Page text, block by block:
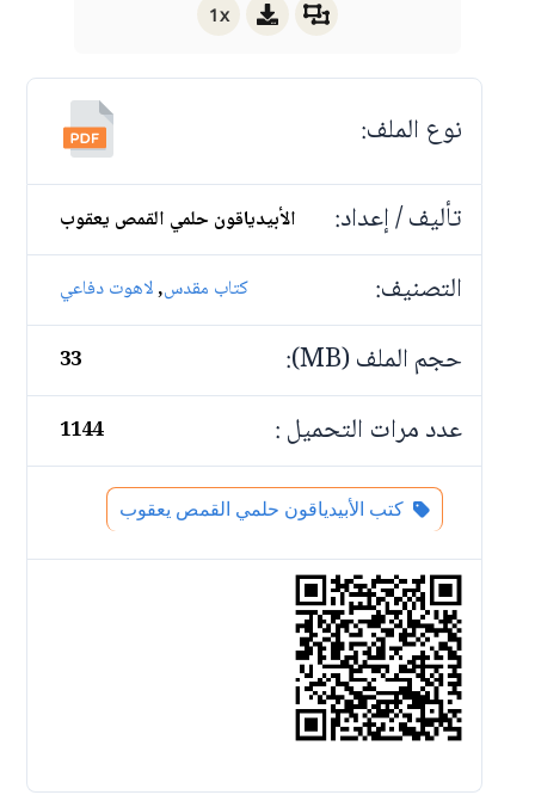
1x
نوع الملف:
تأليف / إعداد:
الأبيدياقون حلمي القمص يعقوب
التصنيف: كتاب مقدس,لاهوت دفاعي
حجم الملف (MB): 33
عدد مرات التحميل : 1144
كتب الأبيدياقون حلمي القمص يعقوب